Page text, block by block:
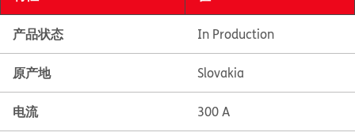
产品状态 In Production
原产地 Slovakia
电流 300 A